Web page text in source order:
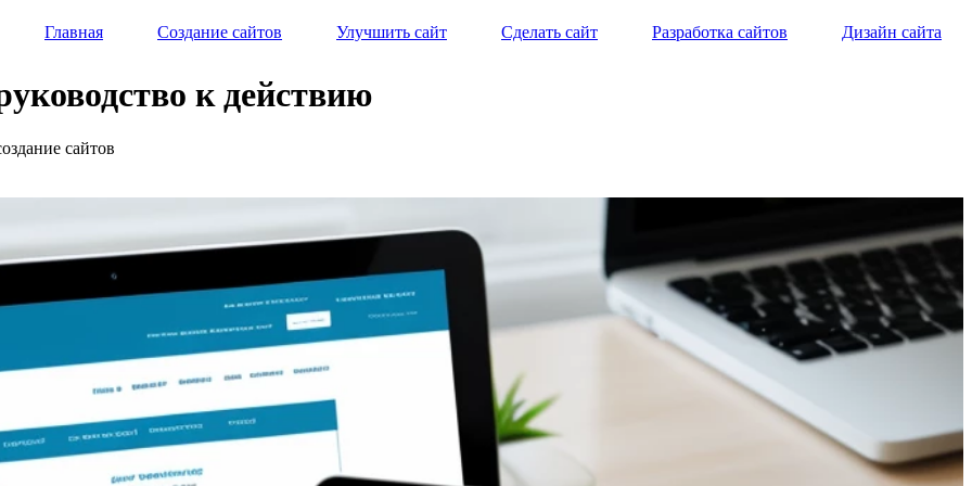
Главная Создание сайтов Улучшить сайт Сделать сайт Разработка сайтов Дизайн сайта
к действию
сайтов